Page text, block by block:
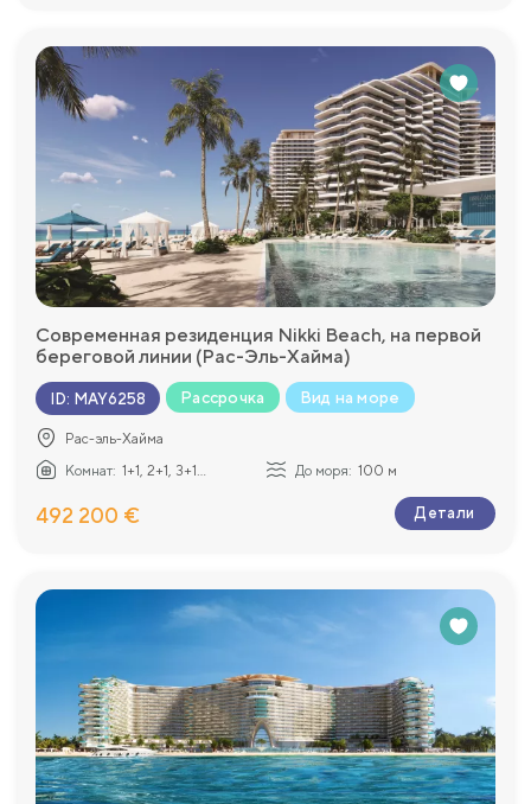
Современная резиденция Nikki Beach, на первой
береговой линии (Рас-Эль-Хайма)
ID: MAY6258 Рассрочка Вид на море
Рас-эль-Хайма
Комнат: 1+1, 2+1, 3+1... До моря: 100 м
492 200 € Детали